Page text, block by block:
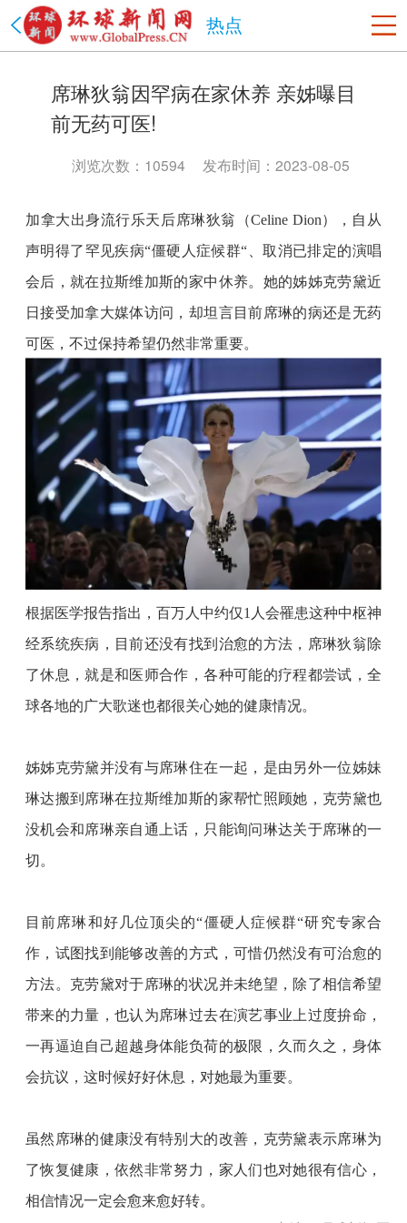
热点
洛杉矶 旧金山 沙加缅度 热点 纽约
上海市 天津市 重庆市 河北省
山西省
福建省
江西省 山东省 河南省 湖北省
湖南省
广东省
海南省 贵州省 云南省 陕西省
甘肃省
青海省
台湾省 内蒙古 西藏 宁夏 新疆 香港
澳门
四川省
政法网事 海南省 书画频道
席琳狄翁因罕病在家休养 亲姊曝目
前无药可医!
浏览次数：10594 发布时间：2023-08-05
加拿大出身流行乐天后席琳狄翁（Celine Dion），自从
声明得了罕见疾病“僵硬人症候群“、取消已排定的演唱
会后，就在拉斯维加斯的家中休养。她的姊姊克劳黛近
日接受加拿大媒体访问，却坦言目前席琳的病还是无药
可医，不过保持希望仍然非常重要。
根据医学报告指出，百万人中约仅1人会罹患这种中枢神
经系统疾病，目前还没有找到治愈的方法，席琳狄翁除
了休息，就是和医师合作，各种可能的疗程都尝试，全
球各地的广大歌迷也都很关心她的健康情况。
姊姊克劳黛并没有与席琳住在一起，是由另外一位姊妹
琳达搬到席琳在拉斯维加斯的家帮忙照顾她，克劳黛也
没机会和席琳亲自通上话，只能询问琳达关于席琳的一
切。
目前席琳和好几位顶尖的“僵硬人症候群“研究专家合
作，试图找到能够改善的方式，可惜仍然没有可治愈的
方法。克劳黛对于席琳的状况并未绝望，除了相信希望
带来的力量，也认为席琳过去在演艺事业上过度拚命，
一再逼迫自己超越身体能负荷的极限，久而久之，身体
会抗议，这时候好好休息，对她最为重要。
虽然席琳的健康没有特别大的改善，克劳黛表示席琳为
了恢复健康，依然非常努力，家人们也对她很有信心，
相信情况一定会愈来愈好转。